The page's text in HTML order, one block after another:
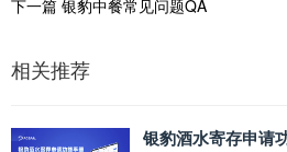
下一篇 银豹中餐常见问题QA
相关推荐
银豹酒水寄存申请